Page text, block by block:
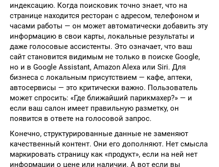
индексацию. Когда поисковик точно знает, что на
странице находится ресторан с адресом, телефоном и
часами работы — он может автоматически добавить эту
информацию в свои карты, локальные результаты и
даже голосовые ассистенты. Это означает, что ваш
сайт становится видимым не только в поиске Google,
но и в Google Assistant, Amazon Alexa или Siri. Для
бизнеса с локальным присутствием — кафе, аптеки,
автосервисы — это критически важно. Пользователь
может спросить: «Где ближайший парикмахер?» — и
если ваш салон имеет правильную разметку, он
появится в ответе на голосовой запрос.
Конечно, структурированные данные не заменяют
качественный контент. Они его дополняют. Нет смысла
маркировать страницу как «продукт», если на ней нет
информации о цене или наличии. А вот если вы